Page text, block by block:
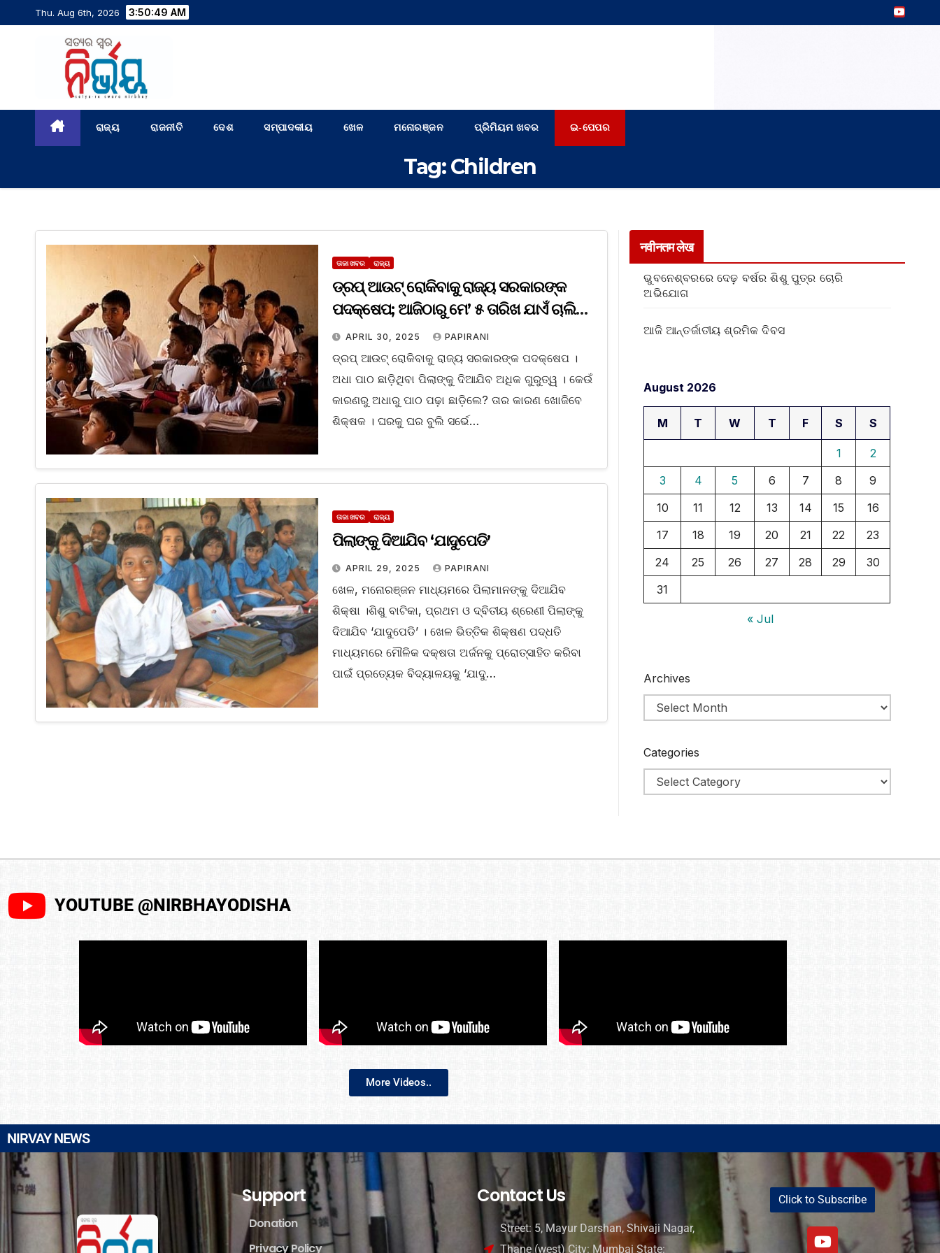
Thu. Aug 6th, 2026 3:50:49 AM
ରାଜ୍ୟ ରାଜନୀତି ଦେଶ ସମ୍ପାଦକୀୟ ଖେଳ ମନୋରଞ୍ଜନ ପ୍ରିମିୟମ ଖବର ଇ-ପେପର
Tag:Children
ତାଜା ଖବର ରାଜ୍ୟ
ଡ୍ରପ୍‌ ଆଉଟ୍‌ ରୋକିବାକୁ ରାଜ୍ୟ ସରକାରଙ୍କ
ପଦକ୍ଷେପ; ଆଜିଠାରୁ ମେ’ ୫ ତାରିଖ ଯାଏଁ ଚାଲିବ
ସର୍ଭେAPRIL 30, 2025 PAPIRANI
ଡ୍ରପ୍‌ ଆଉଟ୍‌ ରୋକିବାକୁ ରାଜ୍ୟ ସରକାରଙ୍କ ପଦକ୍ଷେପ ।
ଅଧା ପାଠ ଛାଡ଼ିଥିବା ପିଲାଙ୍କୁ ଦିଆଯିବ ଅଧିକ ଗୁରୁତ୍ୱ । କେଉଁ
କାରଣରୁ ଅଧାରୁ ପାଠ ପଢ଼ା ଛାଡ଼ିଲେ? ତାର କାରଣ ଖୋଜିବେ
ଶିକ୍ଷକ । ଘରକୁ ଘର ବୁଲି ସର୍ଭେ…
ତାଜା ଖବର ରାଜ୍ୟ
ପିଲାଙ୍କୁ ଦିଆଯିବ ‘ଯାଦୁପେଡି’
APRIL 29, 2025 PAPIRANI
ଖେଳ, ମନୋରଞ୍ଜନ ମାଧ୍ୟମରେ ପିଲାମାନଙ୍କୁ ଦିଆଯିବ
ଶିକ୍ଷା ।ଶିଶୁ ବାଟିକା, ପ୍ରଥମ ଓ ଦ୍ବିତୀୟ ଶ୍ରେଣୀ ପିଲାଙ୍କୁ
ଦିଆଯିବ ‘ଯାଦୁପେଡି’ । ଖେଳ ଭିତ୍ତିକ ଶିକ୍ଷଣ ପଦ୍ଧତି
ମାଧ୍ୟମରେ ମୌଳିକ ଦକ୍ଷତା ଅର୍ଜନକୁ ପ୍ରୋତ୍ସାହିତ କରିବା
ପାଇଁ ପ୍ରତ୍ୟେକ ବିଦ୍ୟାଳୟକୁ ‘ଯାଦୁ…
नवीनतम लेख
ଭୁବନେଶ୍ବରରେ ଦେଢ଼ ବର୍ଷର ଶିଶୁ ପୁତ୍ର ଚୋରି
ଅଭିଯୋଗ
ଆଜି ଆନ୍ତର୍ଜାତୀୟ ଶ୍ରମିକ ଦିବସ
August 2026
M T W T F S S
1
2
3
4 5 6 7 8
9
10
11 12 13 14 15
16
17
18 19 20 21 22
23
24
25 26 27 28 29
30
31
« Jul
Archives
Categories
YOUTUBE @NIRBHAYODISHA
More Videos..
NIRVAY NEWS
Support
Donation
Privacy Policy
Contact Us
Street: 5, Mayur Darshan, Shivaji Nagar,
Thane (west) City: Mumbai State:
Click to Subscribe